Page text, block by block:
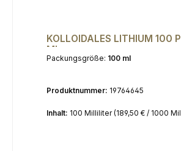
KOLLOIDALES LITHIUM 100
ML
Packungsgröße: 100 ml
Produktnummer: 19764645
Inhalt: 100 Milliliter(189,50 € / 1000